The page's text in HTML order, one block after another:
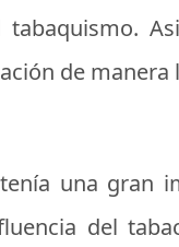
de manera
una
del